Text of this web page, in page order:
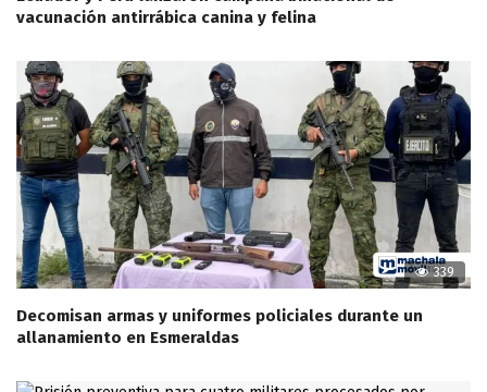
vacunación antirrábica canina y felina
339
Decomisan armas y uniformes policiales durante un
allanamiento en Esmeraldas